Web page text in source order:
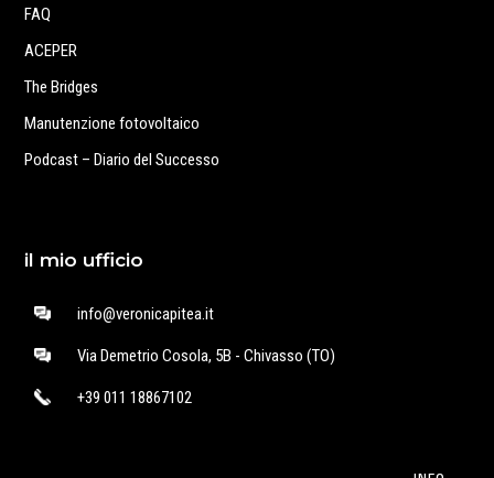
FAQ
ACEPER
The Bridges
Manutenzione fotovoltaico
Podcast – Diario del Successo
il mio ufficio
info@veronicapitea.it
Via Demetrio Cosola, 5B - Chivasso (TO)
+39 011 18867102